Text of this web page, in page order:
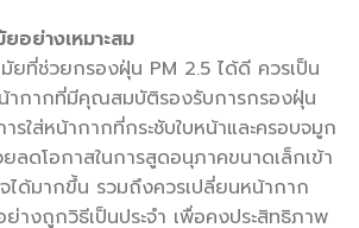
อย่างเหมาะสม
ยที่ช่วยกรองฝุ่น PM 2.5 ได้ดี ควรเป็น
ากากที่มีคุณสมบัติรองรับการกรองฝุ่น
ารใส่หน้ากากที่กระชับใบหน้าและครอบจมูก
ลดโอกาสในการสูดอนุภาคขนาดเล็กเข้า
จได้มากขึ้น รวมถึงควรเปลี่ยนหน้ากาก
างถูกวิธีเป็นประจำ เพื่อคงประสิทธิภาพ